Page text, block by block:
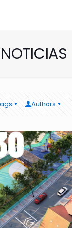
NOTICIAS
Authors